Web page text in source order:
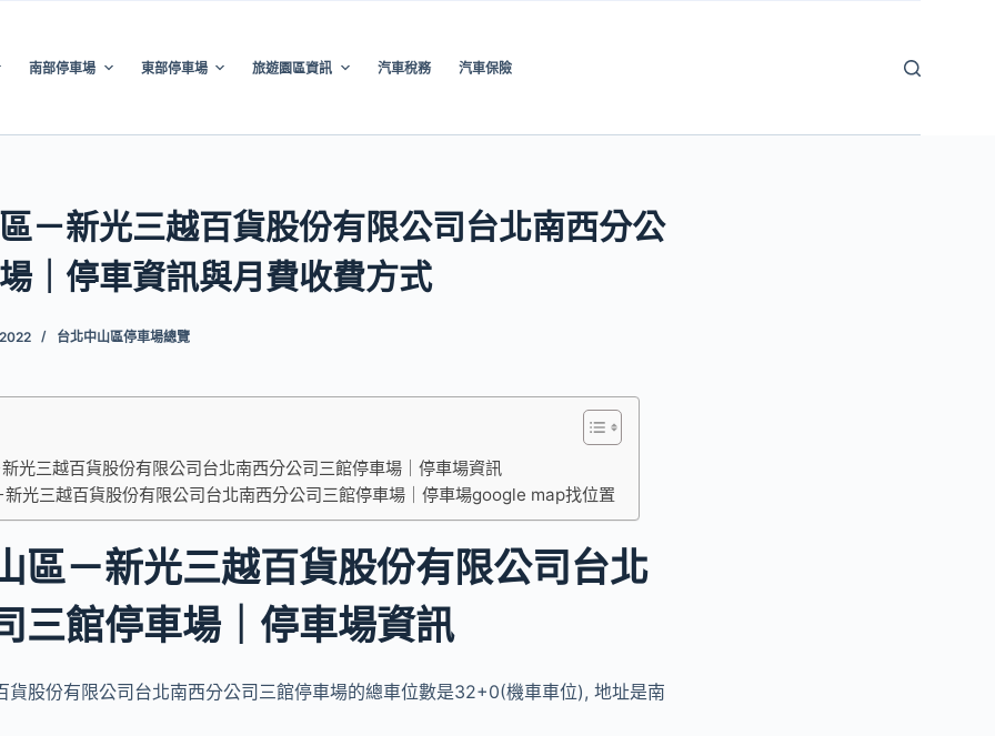
南部停車場 東部停車場 旅遊園區資訊 汽車稅務 汽車保險
－新光三越百貨股份有限公司台北南西分公
｜停車資訊與月費收費方式
台北中山區停車場總覽
光三越百貨股份有限公司台北南西分公司三館停車場｜停車場資訊
光三越百貨股份有限公司台北南西分公司三館停車場｜停車場google map找位置
區－新光三越百貨股份有限公司台北
三館停車場｜停車場資訊
貨股份有限公司台北南西分公司三館停車場的總車位數是32+0(機車車位), 地址是南